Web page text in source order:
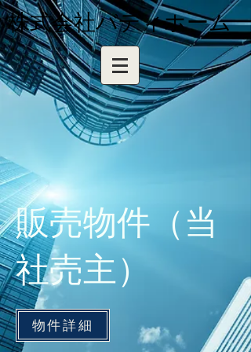
株式会社バディホーム
​販売物件（当
社売主）
物件詳細